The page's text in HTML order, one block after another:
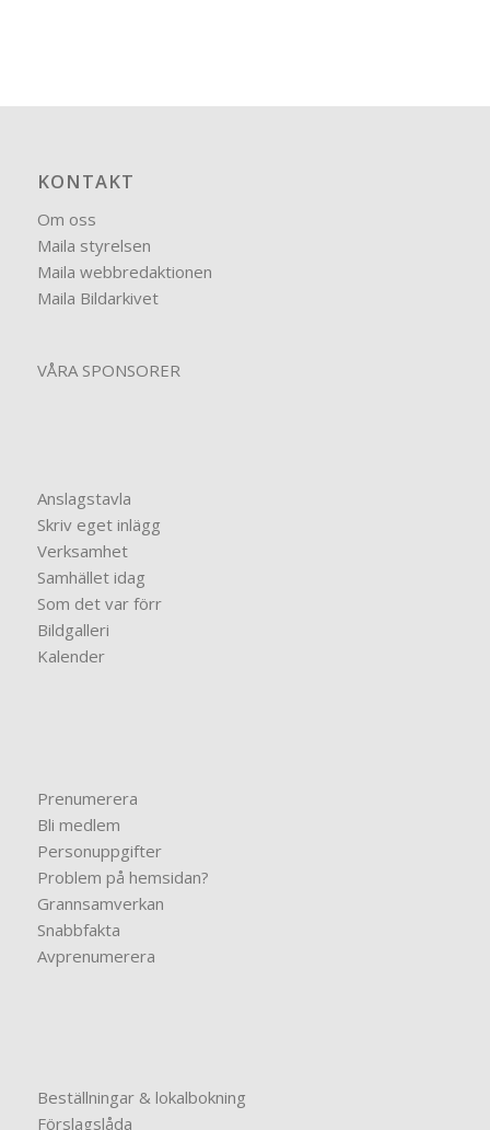
KONTAKT
Om oss
Maila styrelsen
Maila webbredaktionen
Maila Bildarkivet
VÅRA SPONSORER
Anslagstavla
Skriv eget inlägg
Verksamhet
Samhället idag
Som det var förr
Bildgalleri
Kalender
Prenumerera
Bli medlem
Personuppgifter
Problem på hemsidan?
Grannsamverkan
Snabbfakta
Avprenumerera
Beställningar & lokalbokning
Förslagslåda